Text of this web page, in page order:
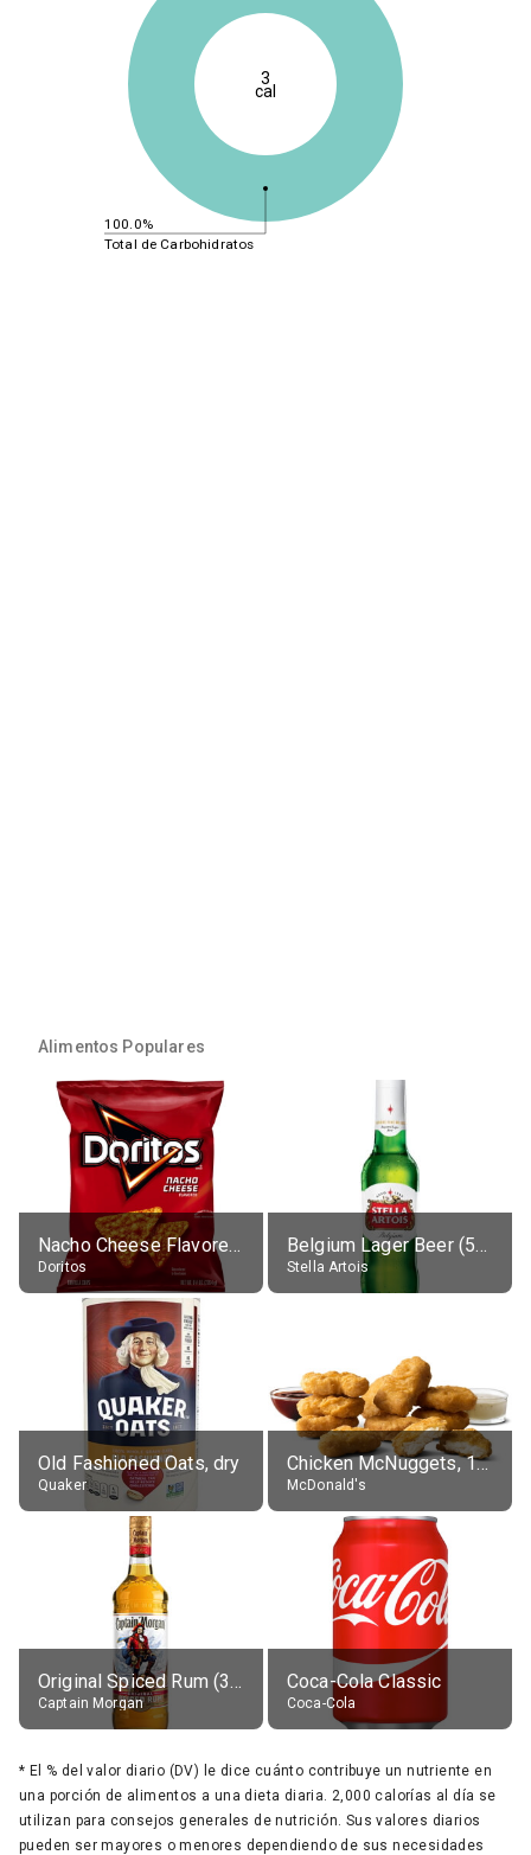
100.0%
Total de Carbohidratos
3
cal
Alimentos Populares
Nacho Cheese Flavored Tortilla Chips
Doritos
Belgium Lager Beer (5% alc.)
Stella Artois
Old Fashioned Oats, dry
Quaker
Chicken McNuggets, 10 pieces, without sauce
McDonald's
Original Spiced Rum (35% alc.)
Captain Morgan
Coca-Cola Classic
Coca-Cola
* El % del valor diario (DV) le dice cuánto contribuye un nutriente en
una porción de alimentos a una dieta diaria. 2,000 calorías al día se
utilizan para consejos generales de nutrición. Sus valores diarios
pueden ser mayores o menores dependiendo de sus necesidades